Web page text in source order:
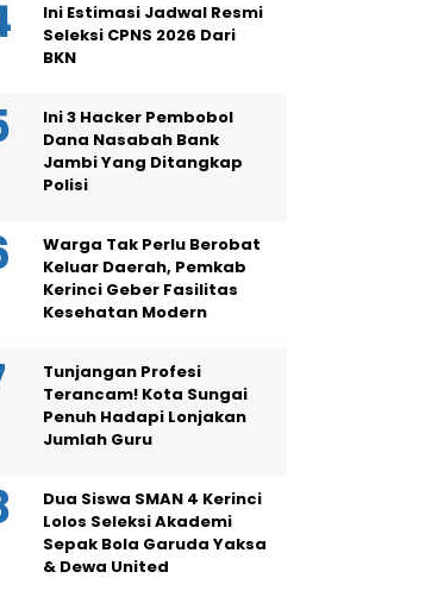
Ini Estimasi Jadwal Resmi
Seleksi CPNS 2026 Dari
BKN
Ini 3 Hacker Pembobol
Dana Nasabah Bank
Jambi Yang Ditangkap
Polisi
Warga Tak Perlu Berobat
Keluar Daerah, Pemkab
Kerinci Geber Fasilitas
Kesehatan Modern
Tunjangan Profesi
Terancam! Kota Sungai
Penuh Hadapi Lonjakan
Jumlah Guru
Dua Siswa SMAN 4 Kerinci
Lolos Seleksi Akademi
Sepak Bola Garuda Yaksa
& Dewa United